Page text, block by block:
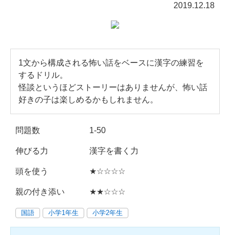
2019.12.18
1文から構成される怖い話をベースに漢字の練習を
するドリル。
怪談というほどストーリーはありませんが、怖い話
好きの子は楽しめるかもしれません。
問題数 1-50
伸びる力 漢字を書く力
頭を使う ★☆☆☆☆
親の付き添い ★★☆☆☆
国語 小学1年生 小学2年生